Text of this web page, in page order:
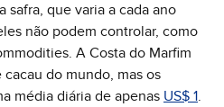
que varia a cada ano
não podem controlar, como
A Costa do Marfim
do mundo, mas os
média diária de apenas US$ 1.